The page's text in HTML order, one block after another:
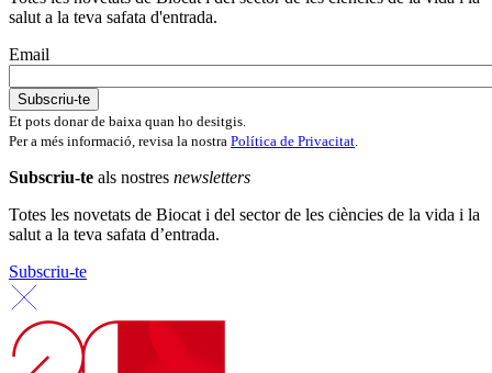
salut a la teva safata d'entrada.
Email
Et pots donar de baixa quan ho desitgis.
Per a més informació, revisa la nostra Política de Privacitat
Subscriu-te als nostres newsletters
Totes les novetats de Biocat i del sector de les ciències de la vida i la
salut a la teva safata d’entrada.
Subscriu-te